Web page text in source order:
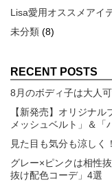
Lisa愛用オススメアイ
未分類 (8)
RECENT POSTS
8月のボディ子は大人
【新発売】オリジナ
メッシュベルト」＆「
見た目も気分も涼しく
グレー×ピンクは相性
抜け配色コーデ」4選